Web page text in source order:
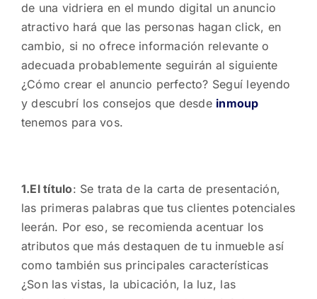
de una vidriera en el mundo digital un anuncio
atractivo hará que las personas hagan click, en
cambio, si no ofrece información relevante o
adecuada probablemente seguirán al siguiente
¿Cómo crear el anuncio perfecto? Seguí leyendo
y descubrí los consejos que desde inmoup
tenemos para vos.
1.El título: Se trata de la carta de presentación,
las primeras palabras que tus clientes potenciales
leerán. Por eso, se recomienda acentuar los
atributos que más destaquen de tu inmueble así
como también sus principales características
¿Son las vistas, la ubicación, la luz, las